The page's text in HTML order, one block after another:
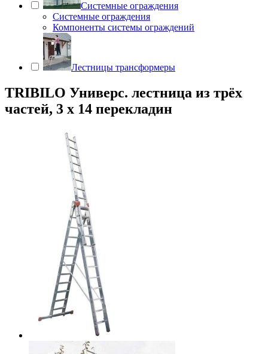
Системные ограждения
Системные ограждения
Компоненты системы ограждений
Лестницы трансформеры
TRIBILO Универс. лестница из трёх
частей, 3 х 14 перекладин